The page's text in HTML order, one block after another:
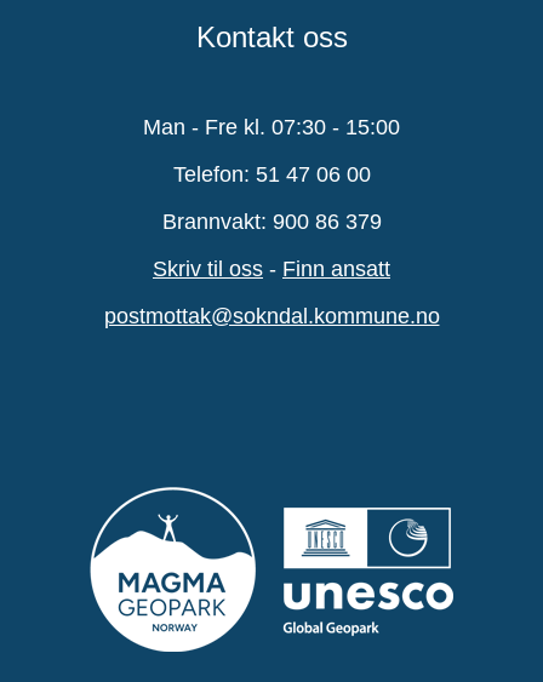
Kontakt oss
Man - Fre kl. 07:30 - 15:00
Telefon: 51 47 06 00
Brannvakt: 900 86 379
Skriv til oss - Finn ansatt
postmottak@sokndal.kommune.no